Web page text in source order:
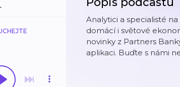
Analytici a specialisté
domácí i světové
novinky z Partners
aplikaci. Buďte s námi